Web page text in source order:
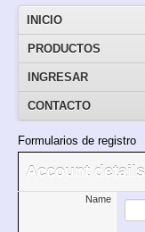
INICIO
PRODUCTOS
INGRESAR
CONTACTO
Formularios de registro
Account details
Name